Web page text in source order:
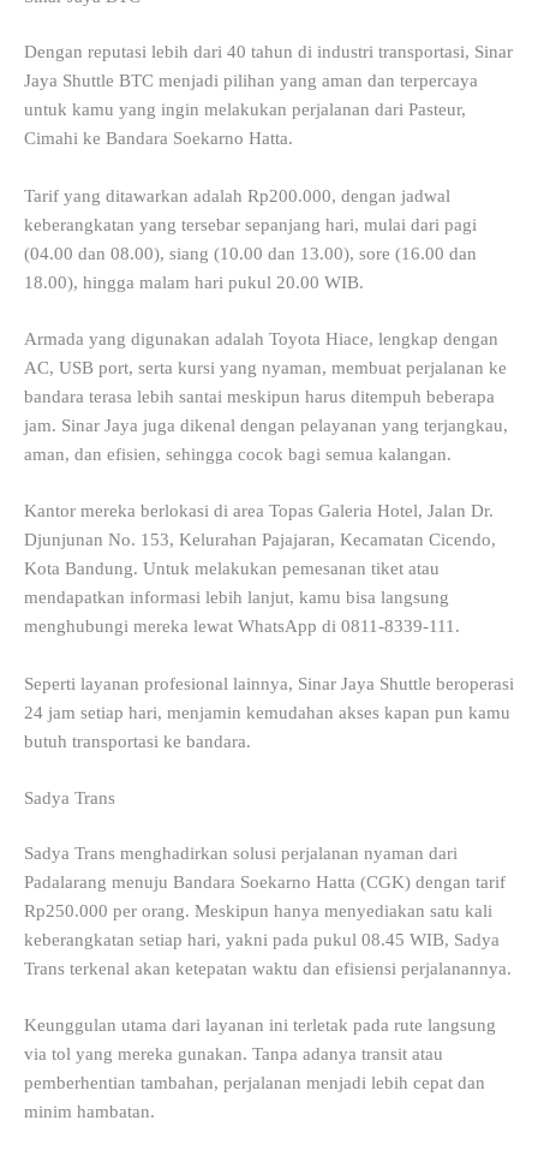
Dengan reputasi lebih dari 40 tahun di industri transportasi, Sinar
Jaya Shuttle BTC menjadi pilihan yang aman dan terpercaya
untuk kamu yang ingin melakukan perjalanan dari Pasteur,
Cimahi ke Bandara Soekarno Hatta.
Tarif yang ditawarkan adalah Rp200.000, dengan jadwal
keberangkatan yang tersebar sepanjang hari, mulai dari pagi
(04.00 dan 08.00), siang (10.00 dan 13.00), sore (16.00 dan
18.00), hingga malam hari pukul 20.00 WIB.
Armada yang digunakan adalah Toyota Hiace, lengkap dengan
AC, USB port, serta kursi yang nyaman, membuat perjalanan ke
bandara terasa lebih santai meskipun harus ditempuh beberapa
jam. Sinar Jaya juga dikenal dengan pelayanan yang terjangkau,
aman, dan efisien, sehingga cocok bagi semua kalangan.
Kantor mereka berlokasi di area Topas Galeria Hotel, Jalan Dr.
Djunjunan No. 153, Kelurahan Pajajaran, Kecamatan Cicendo,
Kota Bandung. Untuk melakukan pemesanan tiket atau
mendapatkan informasi lebih lanjut, kamu bisa langsung
menghubungi mereka lewat WhatsApp di 0811-8339-111.
Seperti layanan profesional lainnya, Sinar Jaya Shuttle beroperasi
24 jam setiap hari, menjamin kemudahan akses kapan pun kamu
butuh transportasi ke bandara.
Sadya Trans
Sadya Trans menghadirkan solusi perjalanan nyaman dari
Padalarang menuju Bandara Soekarno Hatta (CGK) dengan tarif
Rp250.000 per orang. Meskipun hanya menyediakan satu kali
keberangkatan setiap hari, yakni pada pukul 08.45 WIB, Sadya
Trans terkenal akan ketepatan waktu dan efisiensi perjalanannya.
Keunggulan utama dari layanan ini terletak pada rute langsung
via tol yang mereka gunakan. Tanpa adanya transit atau
pemberhentian tambahan, perjalanan menjadi lebih cepat dan
minim hambatan.